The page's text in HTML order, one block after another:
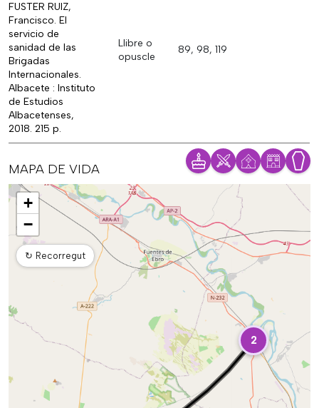
FUSTER RUIZ,
Francisco. El
servicio de
sanidad de las
Brigadas
Internacionales.
Albacete : Instituto
de Estudios
Albacetenses,
2018. 215 p.
Llibre o
opuscle
89, 98, 119
MAPA DE VIDA
Mapa
2
+
−
↻ Recorregut